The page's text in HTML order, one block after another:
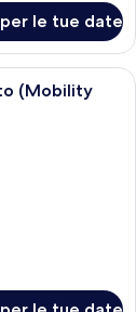
le tue date
un disco in vinile,
(Mobility